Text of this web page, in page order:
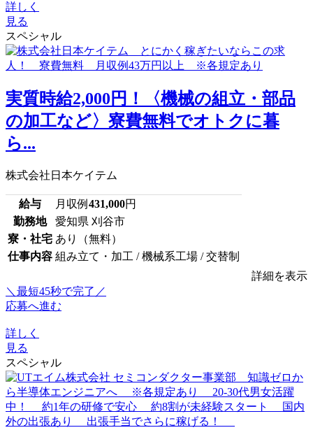
詳しく
見る
スペシャル
実質時給2,000円！〈機械の組立・部品
の加工など〉寮費無料でオトクに暮
ら...
株式会社日本ケイテム
給与 月収例 431,000円
勤務地
愛知県 刈谷市
寮・社宅 あり（無料）
仕事内容 組み立て・加工 / 機械系工場 / 交替制
詳細を表示
＼最短45秒で完了／
応募へ進む
詳しく
見る
スペシャル